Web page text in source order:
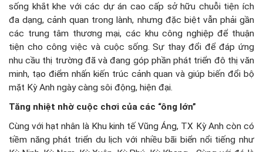
sống khắt khe với các dự án cao cấp sở hữu chuỗi tiện ích
đa dạng, cảnh quan trong lành, nhưng đặc biệt vẫn phải gần
các trung tâm thương mại, các khu công nghiệp để thuận
tiện cho công việc và cuộc sống. Sự thay đổi để đáp ứng
nhu cầu thị trường đã và đang góp phần phát triển đô thị văn
minh, tạo điểm nhấn kiến trúc cảnh quan và giúp biến đổi bộ
mặt Kỳ Anh ngày càng sôi động, hiện đại.
Tăng nhiệt nhờ cuộc chơi của các “ông lớn”
Cùng với hạt nhân là Khu kinh tế Vũng Áng, TX Kỳ Anh còn có
tiềm năng phát triển du lịch với nhiều bãi biển nổi tiếng như